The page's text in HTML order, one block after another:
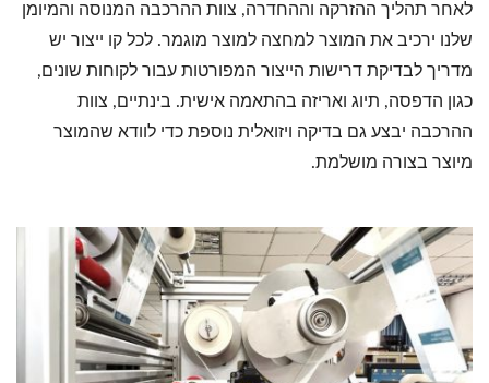
לאחר תהליך ההזרקה וההחדרה, צוות ההרכבה המנוסה והמיומן
שלנו ירכיב את המוצר למחצה למוצר מוגמר. לכל קו ייצור יש
מדריך לבדיקת דרישות הייצור המפורטות עבור לקוחות שונים,
כגון הדפסה, תיוג ואריזה בהתאמה אישית. בינתיים, צוות
ההרכבה יבצע גם בדיקה ויזואלית נוספת כדי לוודא שהמוצר
מיוצר בצורה מושלמת.